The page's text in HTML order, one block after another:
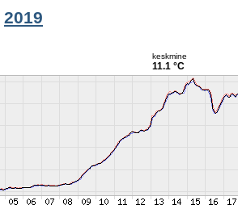
2019
keskmine
11.1 °C